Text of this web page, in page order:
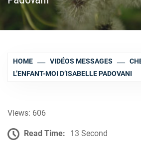
HOME VIDÉOS MESSAGES
L’ENFANT-MOI D’ISABELLE PADOVANI
Views: 606
Read Time: 13 Second